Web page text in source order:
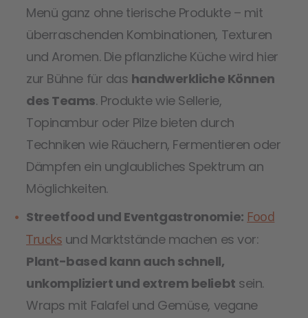
Menü ganz ohne tierische Produkte – mit
überraschenden Kombinationen, Texturen
und Aromen. Die pflanzliche Küche wird hier
zur Bühne für das handwerkliche Können
des Teams. Produkte wie Sellerie,
Topinambur oder Pilze bieten durch
Techniken wie Räuchern, Fermentieren oder
Dämpfen ein unglaubliches Spektrum an
Möglichkeiten.
Streetfood und Eventgastronomie: Food
Trucks und Marktstände machen es vor:
Plant-based kann auch schnell,
unkompliziert und extrem beliebt sein.
Wraps mit Falafel und Gemüse, vegane